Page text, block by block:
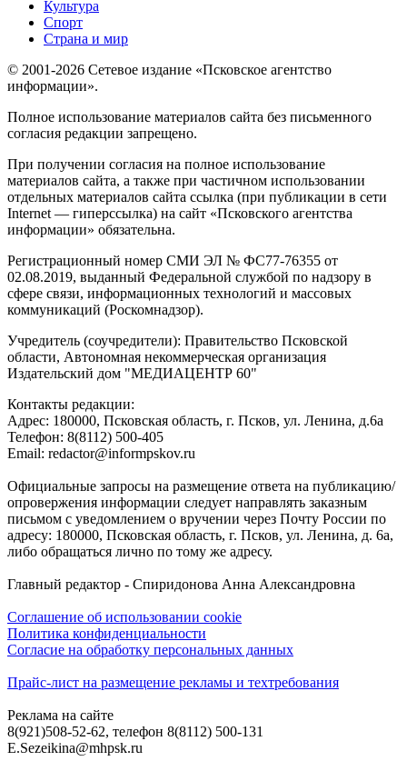
Культура
Спорт
Страна и мир
© 2001-2026 Сетевое издание «Псковское агентство
информации».
Полное использование материалов сайта без письменного
согласия редакции запрещено.
При получении согласия на полное использование
материалов сайта, а также при частичном использовании
отдельных материалов сайта ссылка (при публикации в сети
Internet — гиперссылка) на сайт «Псковского агентства
информации» обязательна.
Регистрационный номер СМИ ЭЛ № ФС77-76355 от
02.08.2019, выданный Федеральной службой по надзору в
сфере связи, информационных технологий и массовых
коммуникаций (Роскомнадзор).
Учредитель (соучредители): Правительство Псковской
области, Автономная некоммерческая организация
Издательский дом "МЕДИАЦЕНТР 60"
Контакты редакции:
Адреc: 180000, Псковская область, г. Псков, ул. Ленина, д.6а
Телефон: 8(8112) 500-405
Email: redactor@informpskov.ru
Официальные запросы на размещение ответа на публикацию/
опровержения информации следует направлять заказным
письмом с уведомлением о вручении через Почту России по
адресу: 180000, Псковская область, г. Псков, ул. Ленина, д. 6а,
либо обращаться лично по тому же адресу.
Главный редактор - Спиридонова Анна Александровна
Соглашение об использовании cookie
Политика конфиденциальности
Согласие на обработку персональных данных
Прайс-лист на размещение рекламы и техтребования
Реклама на сайте
8(921)508-52-62, телефон 8(8112) 500-131
E.Sezeikina@mhpsk.ru